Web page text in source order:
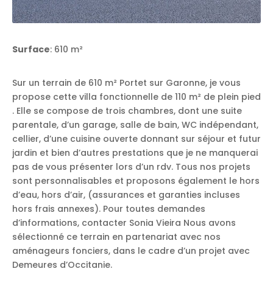
Surface: 610 m²
Sur un terrain de 610 m² Portet sur Garonne, je vous
propose cette villa fonctionnelle de 110 m² de plein pied
. Elle se compose de trois chambres, dont une suite
parentale, d’un garage, salle de bain, WC indépendant,
cellier, d’une cuisine ouverte donnant sur séjour et futur
jardin et bien d’autres prestations que je ne manquerai
pas de vous présenter lors d’un rdv. Tous nos projets
sont personnalisables et proposons également le hors
d’eau, hors d’air, (assurances et garanties incluses
hors frais annexes). Pour toutes demandes
d’informations, contacter Sonia Vieira Nous avons
sélectionné ce terrain en partenariat avec nos
aménageurs fonciers, dans le cadre d’un projet avec
Demeures d’Occitanie.